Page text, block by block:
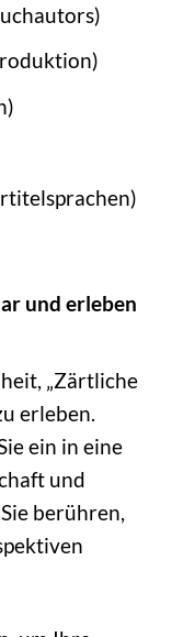
und erleben
„Zärtliche
erleben.
ein in eine
und
berühren,